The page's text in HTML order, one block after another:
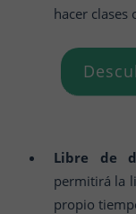
hacer
Libre de
permitirá la
propio